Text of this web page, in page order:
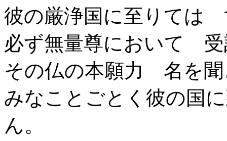
彼の厳浄国に至りては
必ず無量尊において 受
その仏の本願力 名を聞
みなことごとく彼の国
ん。